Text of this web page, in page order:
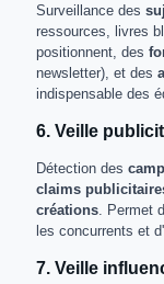
Surveillance des
ressources, livres
positionnent, des
newsletter), et des
indispensable des
6. Veille
Détection des
claims
créations . Permet
les concurrents et
7. Veille